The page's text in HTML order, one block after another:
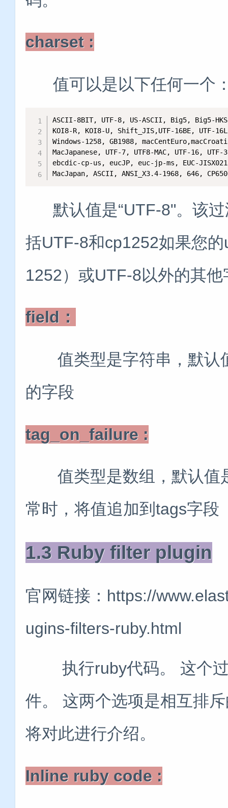
charset :
值可以是以下任何一个
ASCII-8BIT, UTF-8, US-ASCII, Big5, Big5-
KOI8-R, KOI8-U, Shift_JIS,UTF-16BE, UTF-
Windows-1258, GB1988,
MacJapanese, UTF-7, UTF8-MAC, UTF-16,
ebcdic-cp-us, eucJP, euc-jp-ms, EUC-
MacJapan, ASCII, ANSI_X3.4-1968, 646,
默认值是“UTF-8"。该过
括UTF-8和cp1252如果您
1252）或UTF-8以外的其
field：
值类型是字符串，默认
的字段
tag_on_failure :
值类型是数组，默认值
常时，将值追加到tags字段
1.3 Ruby filter plugin
官网链接：https://
ugins-filters-ruby.html
执行ruby代码。 这个过
件。 这两个选项是相互排
将对此进行介绍。
Inline ruby code :